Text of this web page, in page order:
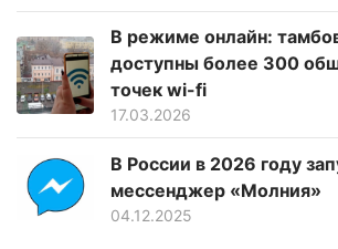
В режиме онлайн:
доступны более 300
точек wi-fi
17.03.2026
В России в 2026 году
мессенджер «Молния»
04.12.2025